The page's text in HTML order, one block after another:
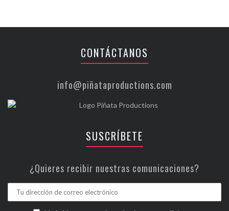
CONTÁCTANOS
info@piñataproductions.com
SUSCRÍBETE
¿Quieres recibir nuestras comunicaciones?